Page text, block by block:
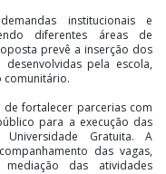
institucionais e
diferentes áreas de
prevê a inserção dos
pela escola,
comunitário.
fortalecer parcerias com
para a execução das
Gratuita. A
das vagas,
das atividades